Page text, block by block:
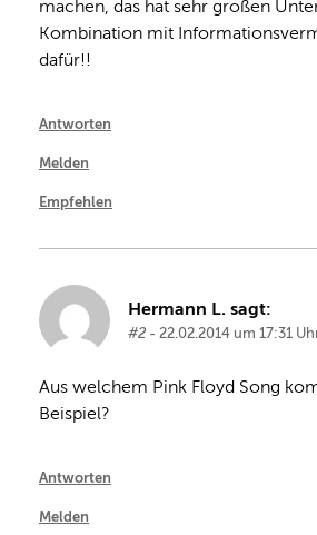
machen, das hat sehr großen
Kombination mit
dafür!!
Antworten
Melden
Empfehlen
Hermann L. sagt:
#2 - 22.02.2014 um 17:31
Aus welchem Pink Floyd Song
Beispiel?
Antworten
Melden